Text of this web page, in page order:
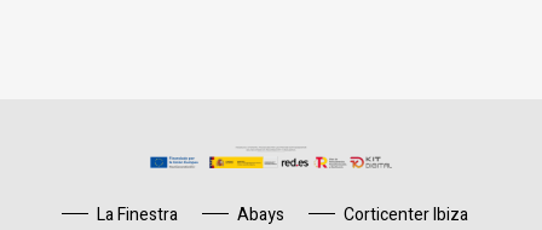
La Finestra Abays
Corticenter Ibiza